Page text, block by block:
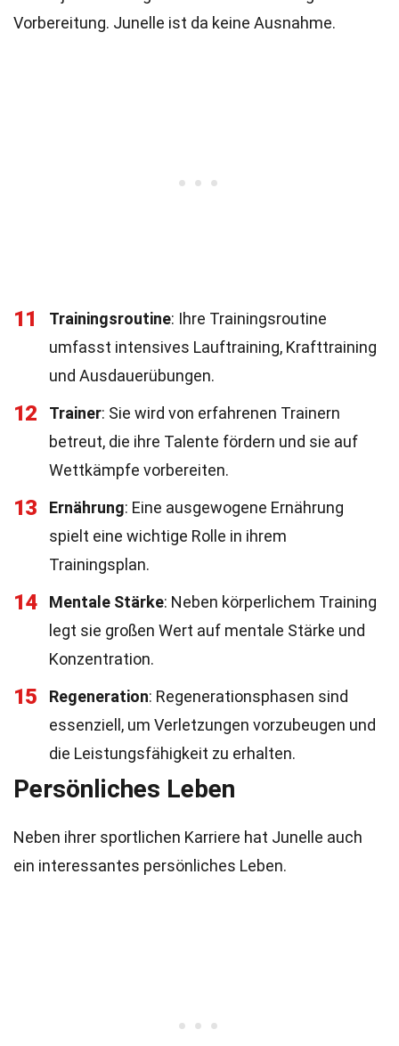
Vorbereitung. Junelle ist da keine Ausnahme.
11 Trainingsroutine: Ihre Trainingsroutine
umfasst intensives Lauftraining, Krafttraining
und Ausdauerübungen.
12 Trainer: Sie wird von erfahrenen Trainern
betreut, die ihre Talente fördern und sie auf
Wettkämpfe vorbereiten.
13 Ernährung: Eine ausgewogene Ernährung
spielt eine wichtige Rolle in ihrem
Trainingsplan.
14 Mentale Stärke: Neben körperlichem Training
legt sie großen Wert auf mentale Stärke und
Konzentration.
15 Regeneration: Regenerationsphasen sind
essenziell, um Verletzungen vorzubeugen und
die Leistungsfähigkeit zu erhalten.
Persönliches Leben
Neben ihrer sportlichen Karriere hat Junelle auch
ein interessantes persönliches Leben.